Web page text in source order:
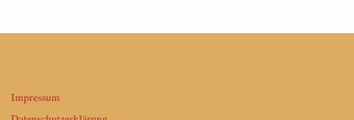
Impressum